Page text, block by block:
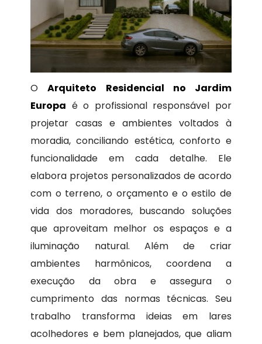
OArquiteto Residencial no Jardim
Europa é o profissional responsável por
projetar casas e ambientes voltados à
moradia, conciliando estética, conforto e
funcionalidade em cada detalhe. Ele
elabora projetos personalizados de acordo
com o terreno, o orçamento e o estilo de
vida dos moradores, buscando soluções
que aproveitam melhor os espaços e a
iluminação natural. Além de criar
ambientes harmônicos, coordena a
execução da obra e assegura o
cumprimento das normas técnicas. Seu
trabalho transforma ideias em lares
acolhedores e bem planejados, que aliam